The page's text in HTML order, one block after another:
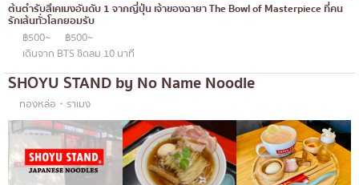
ต้นตำรับสึเคเมงอันดับ 1 จากญี่ปุ่น เจ้าของฉายา The Bowl of Masterpiece ที่คน
รักเส้นทั่วโลกยอมรับ
฿500~
฿500~
เดินจาก BTS ชิดลม 10 นาที
SHOYU STAND by No Name Noodle
ทองหล่อ・ราเมง